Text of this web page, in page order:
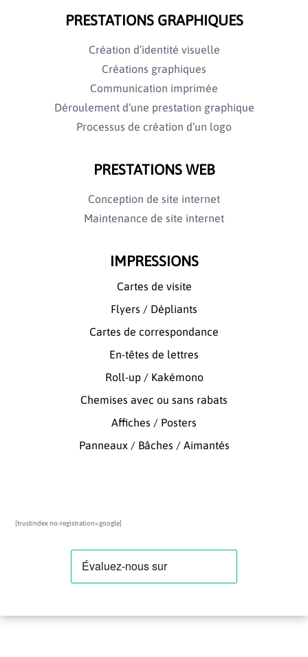
PRESTATIONS GRAPHIQUES
Création d’identité visuelle
Créations graphiques
Communication imprimée
Déroulement d’une prestation graphique
Processus de création d’un logo
PRESTATIONS WEB
Conception de site internet
Maintenance de site internet
IMPRESSIONS
Cartes de visite
Flyers / Dépliants
Cartes de correspondance
En-têtes de lettres
Roll-up / Kakémono
Chemises avec ou sans rabats
Affiches / Posters
Panneaux / Bâches / Aimantés
[trustindex no-registration=google]